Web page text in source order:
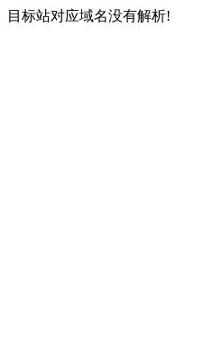
目标站对应域名没有解析!